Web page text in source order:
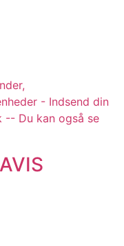
- Indsend din
-- Du kan også se
AVIS